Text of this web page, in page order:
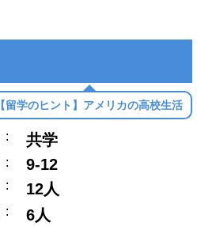
【留学のヒント】アメリカの高校生活
: 共学
: 9-12
: 12人
: 6人